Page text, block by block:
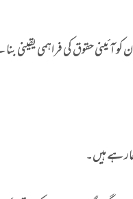
آئینی حقوق کی فراہمی یقینی
ہیں۔